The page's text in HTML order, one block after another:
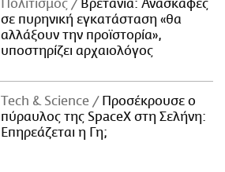
Πολιτισμός
Βρετανία: Ανασκαφές
σε πυρηνική εγκατάσταση «θα
αλλάξουν την προϊστορία»,
υποστηρίζει αρχαιολόγος
Τech & Science
Προσέκρουσε ο
πύραυλος της SpaceX στη Σελήνη:
Επηρεάζεται η Γη;